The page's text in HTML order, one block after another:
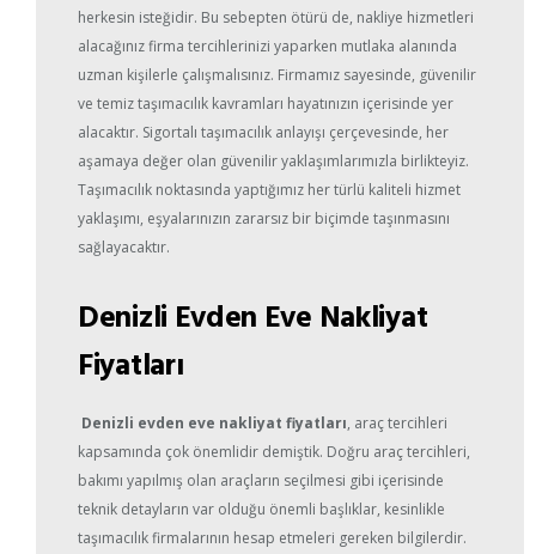
herkesin isteğidir. Bu sebepten ötürü de, nakliye hizmetleri
alacağınız firma tercihlerinizi yaparken mutlaka alanında
uzman kişilerle çalışmalısınız. Firmamız sayesinde, güvenilir
ve temiz taşımacılık kavramları hayatınızın içerisinde yer
alacaktır. Sigortalı taşımacılık anlayışı çerçevesinde, her
aşamaya değer olan güvenilir yaklaşımlarımızla birlikteyiz.
Taşımacılık noktasında yaptığımız her türlü kaliteli hizmet
yaklaşımı, eşyalarınızın zararsız bir biçimde taşınmasını
sağlayacaktır.
Denizli Evden Eve Nakliyat
Fiyatları
Denizli evden eve nakliyat fiyatları, araç tercihleri
kapsamında çok önemlidir demiştik. Doğru araç tercihleri,
bakımı yapılmış olan araçların seçilmesi gibi içerisinde
teknik detayların var olduğu önemli başlıklar, kesinlikle
taşımacılık firmalarının hesap etmeleri gereken bilgilerdir.